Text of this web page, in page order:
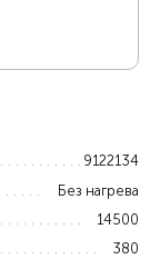
9122134
Без нагрева
14500
380